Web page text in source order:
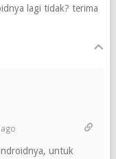
lagi tidak? terima
untuk